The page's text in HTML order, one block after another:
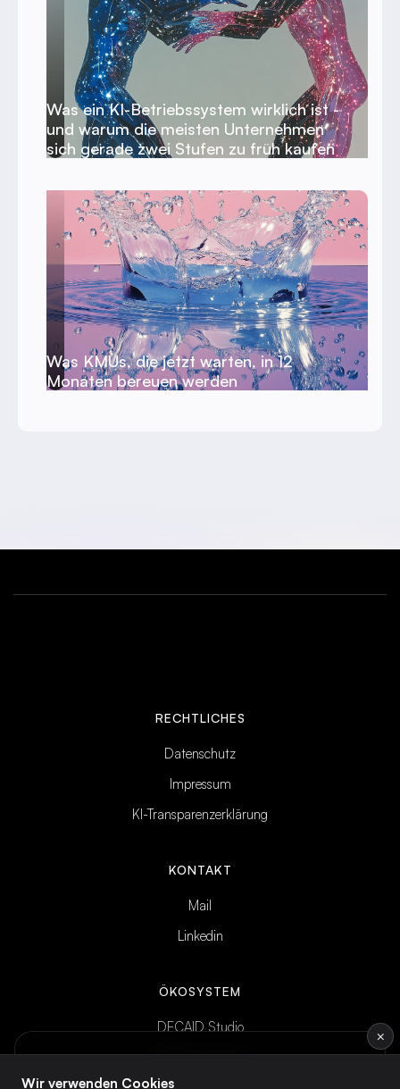
×
Wöchentliches KI-Briefing
Was ein KI-Betriebssystem wirklich ist -
und warum die meisten Unternehmen
sich gerade zwei Stufen zu früh kaufen
Was KMUs, die jetzt warten, in 12
Monaten bereuen werden
RECHTLICHES
Datenschutz
Impressum
KI-Transparenzerklärung
KONTAKT
Mail
Linkedin
ÖKOSYSTEM
DECAID Studio
DECAID Academy
Wir verwenden Cookies